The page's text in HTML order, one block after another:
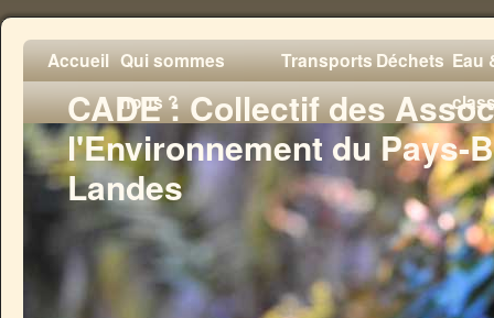
CADE : Collectif des
l'Environnement du Pays-
Landes
Accueil Qui sommes
nous ?
TransportsDéchets Eau